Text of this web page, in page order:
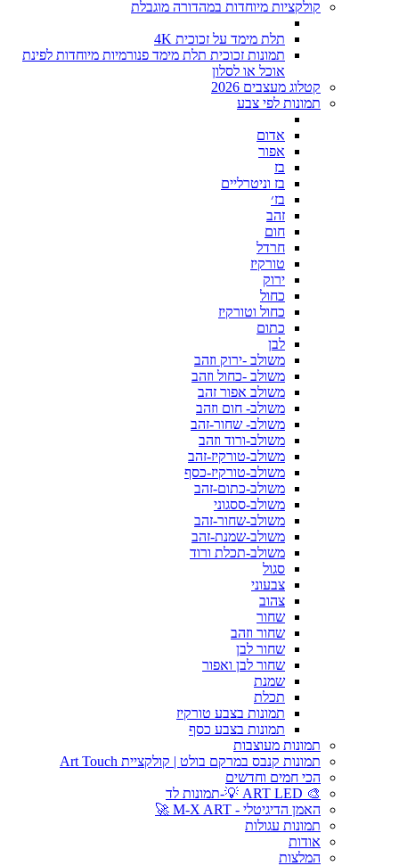
קולקציות מיוחדות במהדורה מוגבלת
תלת מימד על זכוכית 4K
תמונות זכוכית תלת מימד פנורמיות מיוחדות לפינת
אוכל או לסלון
קטלוג מעצבים 2026
תמונות לפי צבע
אדום
אפור
בז
בז וניטרליים
בז׳
זהב
חום
חרדל
טורקיז
ירוק
כחול
כחול וטורקיז
כתום
לבן
משולב -ירוק וזהב
משולב -כחול וזהב
משולב אפור זהב
משולב- חום וזהב
משולב- שחור-זהב
משולב-ורוד וזהב
משולב-טורקיז-זהב
משולב-טורקיז-כסף
משולב-כתום-זהב
משולב-ססגוני
משולב-שחור-זהב
משולב-שמנת-זהב
משולב-תכלת ורוד
סגול
צבעוני
צהוב
שחור
שחור וזהב
שחור לבן
שחור לבן ואפור
שמנת
תכלת
תמונות בצבע טורקיז
תמונות בצבע כסף
תמונות מעוצבות
תמונות קנבס במרקם בולט | קולקציית Art Touch
הכי חמים וחדשים
🎨 ART LED 💡-תמונות לד
האמן הדיגיטלי - M-X ART 🚀
תמונות עגולות
אודות
המלצות